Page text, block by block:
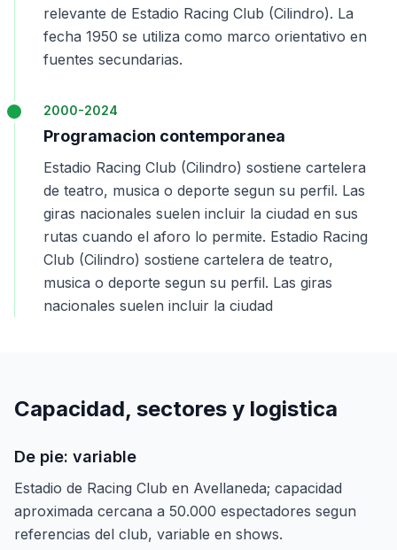
relevante de Estadio Racing Club (Cilindro). La
fecha 1950 se utiliza como marco orientativo en
fuentes secundarias.
2000-2024
Programacion contemporanea
Estadio Racing Club (Cilindro) sostiene cartelera
de teatro, musica o deporte segun su perfil. Las
giras nacionales suelen incluir la ciudad en sus
rutas cuando el aforo lo permite. Estadio Racing
Club (Cilindro) sostiene cartelera de teatro,
musica o deporte segun su perfil. Las giras
nacionales suelen incluir la ciudad
Capacidad, sectores y logistica
De pie: variable
Estadio de Racing Club en Avellaneda; capacidad
aproximada cercana a 50.000 espectadores segun
referencias del club, variable en shows.